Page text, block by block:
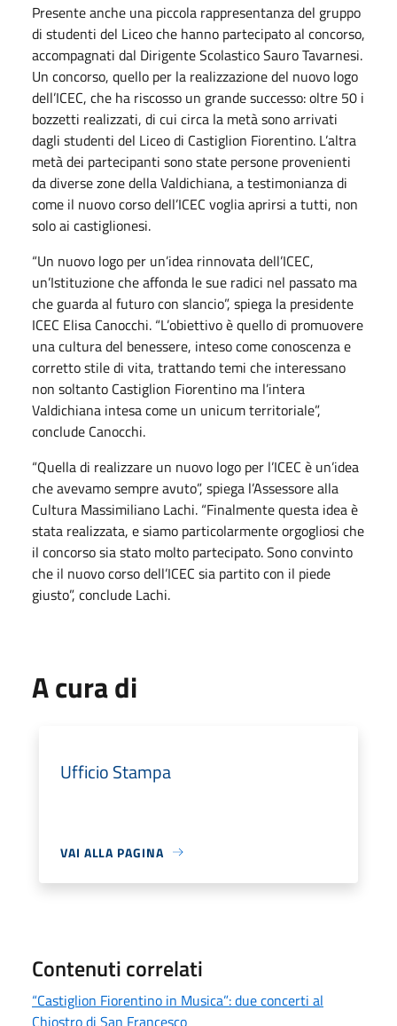
Presente anche una piccola rappresentanza del gruppo
di studenti del Liceo che hanno partecipato al concorso,
accompagnati dal Dirigente Scolastico Sauro Tavarnesi.
Un concorso, quello per la realizzazione del nuovo logo
dell’ICEC, che ha riscosso un grande successo: oltre 50 i
bozzetti realizzati, di cui circa la metà sono arrivati
dagli studenti del Liceo di Castiglion Fiorentino. L’altra
metà dei partecipanti sono state persone provenienti
da diverse zone della Valdichiana, a testimonianza di
come il nuovo corso dell’ICEC voglia aprirsi a tutti, non
solo ai castiglionesi.
“Un nuovo logo per un’idea rinnovata dell’ICEC,
un’Istituzione che affonda le sue radici nel passato ma
che guarda al futuro con slancio”, spiega la presidente
ICEC Elisa Canocchi. “L’obiettivo è quello di promuovere
una cultura del benessere, inteso come conoscenza e
corretto stile di vita, trattando temi che interessano
non soltanto Castiglion Fiorentino ma l’intera
Valdichiana intesa come un unicum territoriale”,
conclude Canocchi.
“Quella di realizzare un nuovo logo per l’ICEC è un’idea
che avevamo sempre avuto”, spiega l’Assessore alla
Cultura Massimiliano Lachi. “Finalmente questa idea è
stata realizzata, e siamo particolarmente orgogliosi che
il concorso sia stato molto partecipato. Sono convinto
che il nuovo corso dell’ICEC sia partito con il piede
giusto”, conclude Lachi.
A cura di
Ufficio Stampa
VAI ALLA PAGINA
Contenuti correlati
“Castiglion Fiorentino in Musica”: due concerti al
Chiostro di San Francesco